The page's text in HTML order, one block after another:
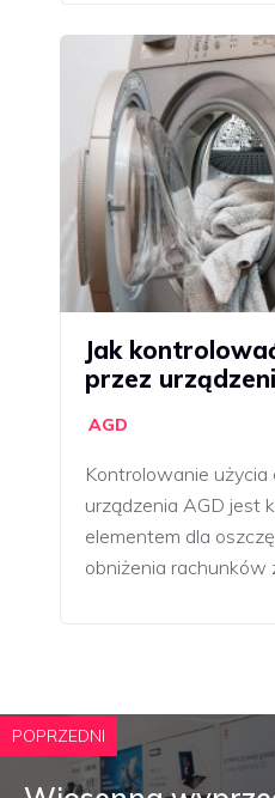
Jak
przez
AGD
Kontrolowanie użycia
urządzenia AGD jest
elementem dla
obniżenia rachunków
POPRZEDNI